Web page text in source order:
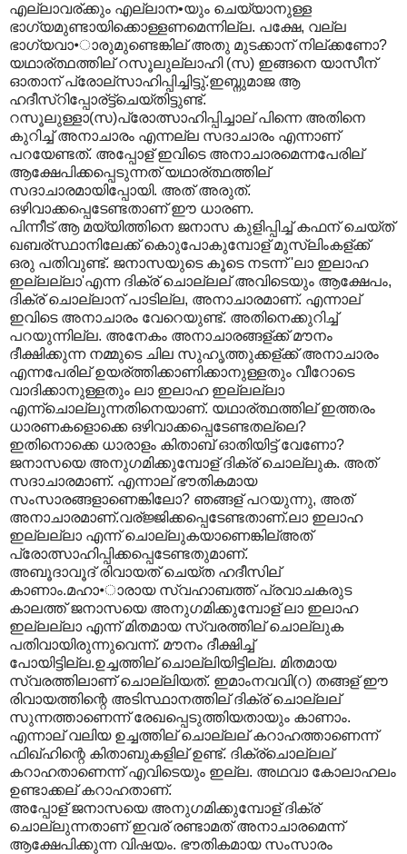
എല്ലാവര്ക്കും എല്ലാന•യും ചെയ്യാനുള്ള
ഭാഗ്യമുണ്ടായിക്കൊള്ളണമെന്നില്ല. പക്ഷേ, വല്ല
ഭാഗ്യവാ•ാരുമുണ്ടെങ്കില് അതു മുടക്കാന് നില്ക്കണോ?
യഥാര്ത്ഥത്തില് റസൂലുല്ലാഹി (സ) ഇങ്ങനെ യാസീന്
ഓതാന് പ്രോല്സാഹിപ്പിച്ചിട്ടു്.ഇബ്നുമാജ ആ
ഹദീസ്റിപ്പോര്ട്ട്ചെയ്തിട്ടുണ്ട്.
റസൂലുള്ളാ(സ)പ്രോത്സാഹിപ്പിച്ചാല് പിന്നെ അതിനെ
കുറിച്ച് അനാചാരം എന്നല്ല സദാചാരം എന്നാണ്
പറയേണ്ടത്. അപ്പോള് ഇവിടെ അനാചാരമെന്നപേരില്
ആക്ഷേപിക്കപ്പെടുന്നത് യഥാര്ത്ഥത്തില്
സദാചാരമായിപ്പോയി. അത് അരുത്.
ഒഴിവാക്കപ്പെടേണ്ടതാണ് ഈ ധാരണ.
പിന്നീട് ആ മയ്യിത്തിനെ ജനാസ കുളിപ്പിച്ച് കഫന് ചെയ്ത്
ഖബര്സ്ഥാനിലേക്ക് കൊുപോകുമ്പോള് മുസ്ലിംകള്ക്ക്
ഒരു പതിവുണ്ട്. ജനാസയുടെ കൂടെ നടന്ന് 'ലാ ഇലാഹ
ഇല്ലല്ലാ'എന്ന ദിക്ര് ചൊല്ലല് അവിടെയും ആക്ഷേപം,
ദിക്ര് ചൊല്ലാന് പാടില്ല, അനാചാരമാണ്. എന്നാല്
ഇവിടെ അനാചാരം വേറെയുണ്ട്. അതിനെക്കുറിച്ച്
പറയുന്നില്ല. അനേകം അനാചാരങ്ങള്ക്ക് മൗനം
ദീക്ഷിക്കുന്ന നമ്മുടെ ചില സുഹൃത്തുക്കള്ക്ക് അനാചാരം
എന്നപേരില് ഉയര്ത്തിക്കാണിക്കാനുള്ളതും വീറോടെ
വാദിക്കാനുള്ളതും ലാ ഇലാഹ ഇല്ലല്ലാ
എന്ന്ചൊല്ലുന്നതിനെയാണ്. യഥാര്ത്ഥത്തില് ഇത്തരം
ധാരണകളൊക്കെ ഒഴിവാക്കപ്പെടേണ്ടതല്ലെ?
ഇതിനൊക്കെ ധാരാളം കിതാബ് ഓതിയിട്ട് വേണോ?
ജനാസയെ അനുഗമിക്കുമ്പോള് ദിക്ര് ചൊല്ലുക. അത്
സദാചാരമാണ്. എന്നാല് ഭൗതികമായ
സംസാരങ്ങളാണെങ്കിലോ? ഞങ്ങള് പറയുന്നു, അത്
അനാചാരമാണ്.വര്ജ്ജിക്കപ്പെടേണ്ടതാണ്.ലാ ഇലാഹ
ഇല്ലല്ലാ എന്ന് ചൊല്ലുകയാണെങ്കില്അത്
പ്രോത്സാഹിപ്പിക്കപ്പെടേണ്ടതുമാണ്.
അബൂദാവൂദ് രിവായത് ചെയ്ത ഹദീസില്
കാണാം.മഹാ•ാരായ സ്വഹാബത്ത് പ്രവാചകരുട
കാലത്ത് ജനാസയെ അനുഗമിക്കുമ്പോള് ലാ ഇലാഹ
ഇല്ലല്ലാ എന്ന് മിതമായ സ്വരത്തില് ചൊല്ലുക
പതിവായിരുന്നുവെന്ന്. മൗനം ദീക്ഷിച്ച്
പോയിട്ടില്ല.ഉച്ചത്തില് ചൊല്ലിയിട്ടില്ല. മിതമായ
സ്വരത്തിലാണ് ചൊല്ലിയത്. ഇമാംനവവി(റ) തങ്ങള് ഈ
രിവായത്തിന്റെ അടിസ്ഥാനത്തില് ദിക്ര് ചൊല്ലല്
സുന്നത്താണെന്ന് രേഖപ്പെടുത്തിയതായും കാണാം.
എന്നാല് വലിയ ഉച്ചത്തില് ചൊല്ലല് കറാഹത്താണെന്ന്
ഫിഖ്ഹിന്റെ കിതാബുകളില് ഉണ്ട്. ദിക്ര്ചൊല്ലല്
കറാഹതാണെന്ന് എവിടെയും ഇല്ല. അഥവാ കോലാഹലം
ഉണ്ടാക്കല് കറാഹതാണ്.
അപ്പോള് ജനാസയെ അനുഗമിക്കുമ്പോള് ദിക്ര്
ചൊല്ലുന്നതാണ് ഇവര് രണ്ടാമത് അനാചാരമെന്ന്
ആക്ഷേപിക്കുന്ന വിഷയം. ഭൗതികമായ സംസാരം